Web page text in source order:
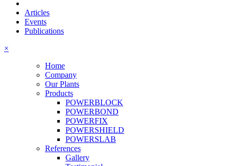
Articles
Events
Publications
×
Home
Company
Our Plants
Products
POWERBLOCK
POWERBOND
POWERFIX
POWERSHIELD
POWERSLAB
References
Gallery